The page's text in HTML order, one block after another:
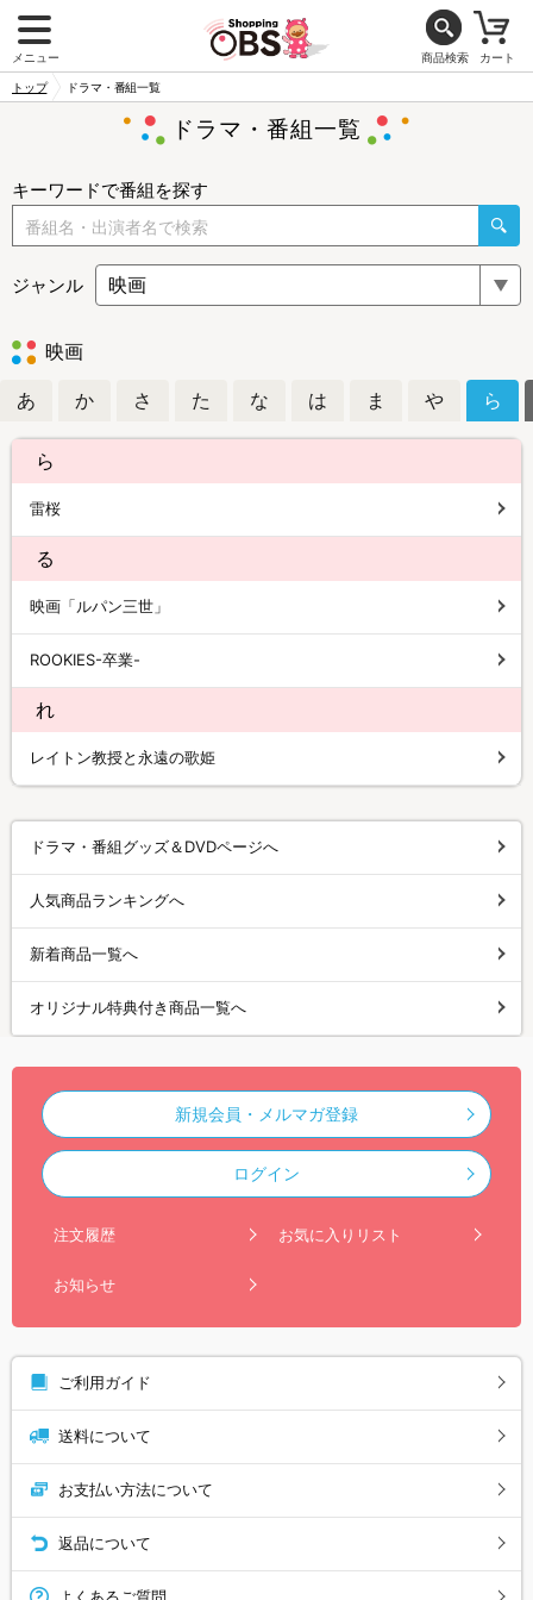
メニュー 商品検索 カート
トップ ドラマ・番組一覧
ドラマ・番組一覧
キーワードで番組を探す
ジャンル
映画
あ か さ た な は ま や ら
ら
雷桜
る
映画「ルパン三世」
ROOKIES-卒業-
れ
レイトン教授と永遠の歌姫
ドラマ・番組グッズ＆DVDページへ
人気商品ランキングへ
新着商品一覧へ
オリジナル特典付き商品一覧へ
新規会員・メルマガ登録
ログイン
注文履歴 お気に入りリスト
お知らせ
ご利用ガイド
送料について
お支払い方法について
返品について